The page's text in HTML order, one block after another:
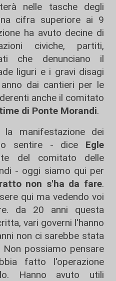
nelle tasche degli
cifra superiore ai 9
ha avuto decine di
civiche, partiti,
che denunciano il
liguri e i gravi disagi
dai cantieri per le
anche il comitato
di Ponte Morandi.
la manifestazione dei
sentire - dice Egle
del comitato delle
- oggi siamo qui per
non s'ha da fare.
qui ma vedendo voi
da 20 anni questa
vari governi l'hanno
non ci sarebbe stata
possiamo pensare
fatto l'operazione
Hanno avuto utili